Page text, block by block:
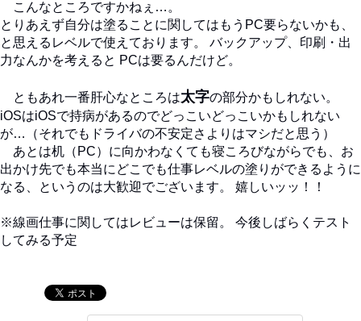
こんなところですかねぇ…。
とりあえず自分は塗ることに関してはもうPC要らないかも、
と思えるレベルで使えております。 バックアップ、印刷・出
力なんかを考えると PCは要るんだけど。
ともあれ一番肝心なところは太字の部分かもしれない。
iOSはiOSで持病があるのでどっこいどっこいかもしれない
が…（それでもドライバの不安定さよりはマシだと思う）
あとは机（PC）に向かわなくても寝ころびながらでも、お
出かけ先でも本当にどこでも仕事レベルの塗りができるように
なる、というのは大歓迎でございます。 嬉しいッッ！！
※線画仕事に関してはレビューは保留。 今後しばらくテスト
してみる予定